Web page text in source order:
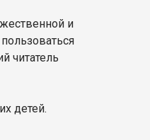
и
читатель
детей.